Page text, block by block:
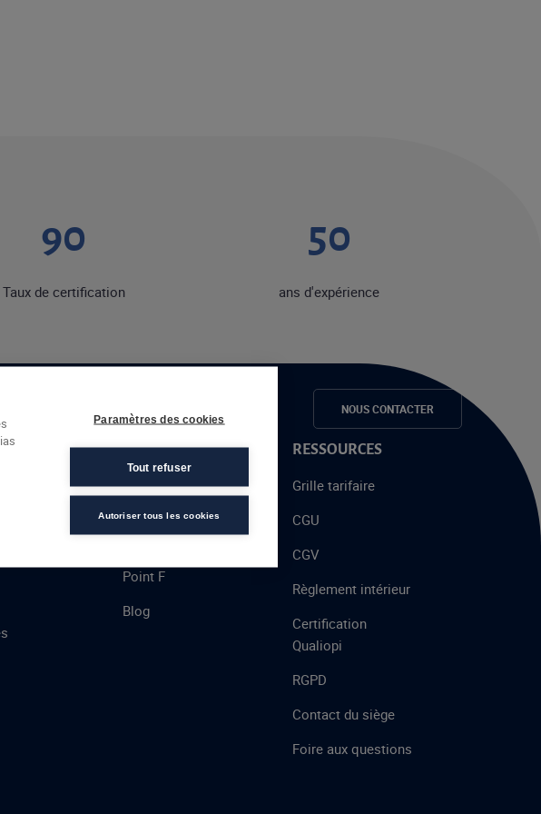
Espace candidats NOUS CONTACTER
90
Taux de certification
50
ans d'expérience
À PROPOS
Talent
Point F
Blog
RESSOURCES
Grille tarifaire
CGU
CGV
Règlement intérieur
Certification
Qualiopi
RGPD
Contact du siège
Foire aux questions
Paramètres des cookies
Tout refuser
Autoriser tous les cookies